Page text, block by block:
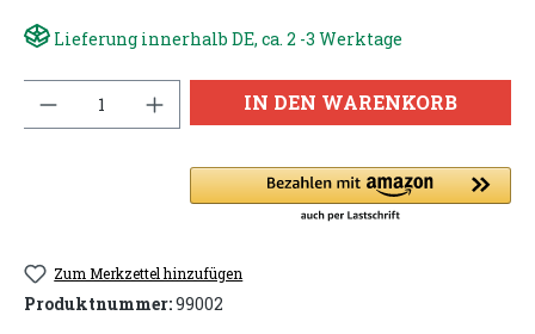
Lieferung innerhalb DE, ca. 2 -3 Werktage
IN DEN WARENKORB
Zum Merkzettel hinzufügen
Produktnummer:99002